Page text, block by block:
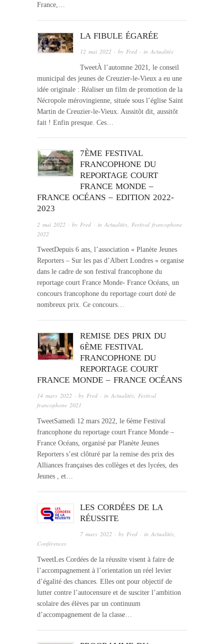
France,…
LA FIBULE ÉGARÉE
12 mai 2022 · by Fred · inActualités
TweetÀ l’automne 2021, le conseil
municipal des jeunes de Creuzier-le-Vieux a eu une
idée originale : Réaliser un film de promotion de la
Nécropole mérovingienne, située sous l’église Saint
Martin de Creuzier-le-Vieux. Aussitôt dit, aussitôt
fait ! Enfin presque. Ces…
7ÈME FESTIVAL
FRANCOPHONE DU
REPORTAGE COURT
FRANCE MONDE –
FRANCE OCÉANS – EDITION 2022-
2023
2 mai 2022 · by Fred · in Actualités
Festival francophone
2022
TweetDepuis 6 ans, l’association « Planète Jeunes
Reporters – Sur les pas d’Albert Londres » organise
dans le cadre de son festival francophone du
reportage court France Monde- France Océans, un
concours francophone du reportage court doté de
nombreux prix. Ce concours…
REMISE DES PRIX DU
6ÈME FESTIVAL
FRANCOPHONE DU
REPORTAGE COURT
FRANCE MONDE – FRANCE OCÉANS
14 mars 2022 · by Fred · in Actualités, Festival
francophone 2021
TweetSamedi 12 mars 2022, le 6ème Festival
francophone du reportage court France Monde –
France Océans, organisé par Planète Jeunes
Reporters s’est clôturé par la remise des prix des
Alliances françaises des collèges et des lycées, des
Jeunes , et…
LES CORDÉES DE LA
RÉUSSITE
7 mars 2022 · byFred · inActualités,
Conférences
TweetLes Cordées de la réussite visent à faire de
l’accompagnement à l’orientation un réel levier
d’égalité des chances. Elles ont pour objectif de
lutter contre l’autocensure et de susciter l’ambition
scolaire des élèves par un continuum
d’accompagnement de la classe…